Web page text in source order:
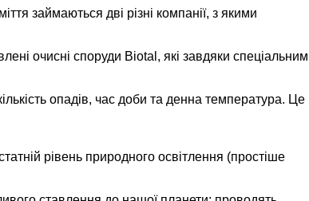
займаються дві різні компанії, з якими
очисні споруди Biotal, які завдяки спеціальним
опадів, час доби та денна температура. Це
рівень природного освітлення (простіше